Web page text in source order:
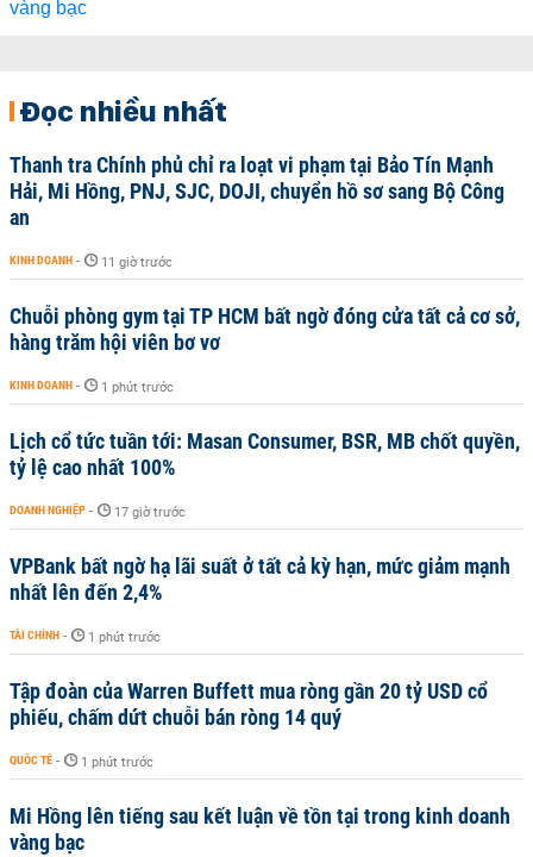
Đọc nhiều nhất
Thanh tra Chính phủ chỉ ra loạt vi phạm tại Bảo Tín Mạnh
Hải, Mi Hồng, PNJ, SJC, DOJI, chuyển hồ sơ sang Bộ Công
an
KINH DOANH - 11 giờ trước
Chuỗi phòng gym tại TP HCM bất ngờ đóng cửa tất cả cơ sở,
hàng trăm hội viên bơ vơ
KINH DOANH - 1 phút trước
Lịch cổ tức tuần tới: Masan Consumer, BSR, MB chốt quyền,
tỷ lệ cao nhất 100%
DOANH NGHIỆP - 17 giờ trước
VPBank bất ngờ hạ lãi suất ở tất cả kỳ hạn, mức giảm mạnh
nhất lên đến 2,4%
TÀI CHÍNH - 1 phút trước
Tập đoàn của Warren Buffett mua ròng gần 20 tỷ USD cổ
phiếu, chấm dứt chuỗi bán ròng 14 quý
QUỐC TẾ - 1 phút trước
Mi Hồng lên tiếng sau kết luận về tồn tại trong kinh doanh
vàng bạc